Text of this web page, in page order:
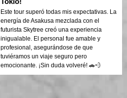
Este tour superó todas mis expectativas. La
energía de Asakusa mezclada con el
futurista Skytree creó una experiencia
inigualable. El personal fue amable y
profesional, asegurándose de que
tuviéramos un viaje seguro pero
emocionante. ¡Sin duda volveré! 🚗💨